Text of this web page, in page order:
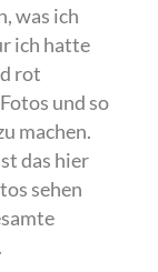
was ich
ich hatte
rot
und so
machen.
das hier
sehen
.